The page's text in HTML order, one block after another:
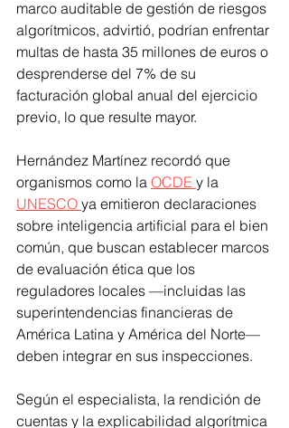
marco auditable de gestión de riesgos
algorítmicos, advirtió, podrían enfrentar
multas de hasta 35 millones de euros o
desprenderse del 7% de su
facturación global anual del ejercicio
previo, lo que resulte mayor.
Hernández Martínez recordó que
organismos como la OCDE y la
UNESCO ya emitieron declaraciones
sobre inteligencia artificial para el bien
común, que buscan establecer marcos
de evaluación ética que los
reguladores locales —incluidas las
superintendencias financieras de
América Latina y América del Norte—
deben integrar en sus inspecciones.
Según el especialista, la rendición de
cuentas y la explicabilidad algorítmica